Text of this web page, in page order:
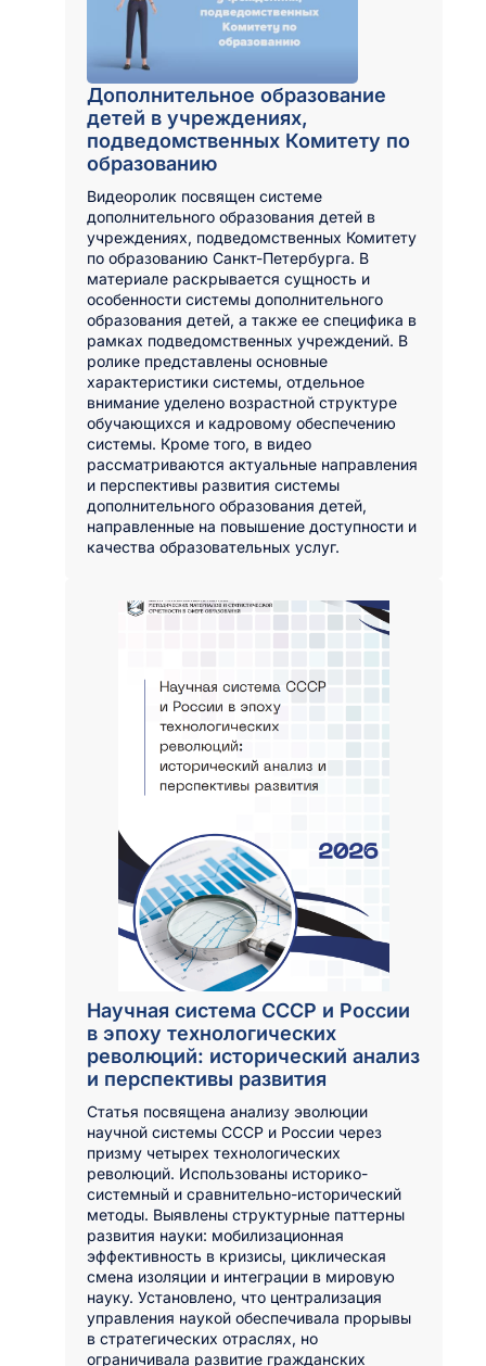
Дополнительное образование
детей в учреждениях,
подведомственных Комитету по
образованию
Видеоролик посвящен системе
дополнительного образования детей в
учреждениях, подведомственных Комитету
по образованию Санкт-Петербурга. В
материале раскрывается сущность и
особенности системы дополнительного
образования детей, а также ее специфика в
рамках подведомственных учреждений. В
ролике представлены основные
характеристики системы, отдельное
внимание уделено возрастной структуре
обучающихся и кадровому обеспечению
системы. Кроме того, в видео
рассматриваются актуальные направления
и перспективы развития системы
дополнительного образования детей,
направленные на повышение доступности и
качества образовательных услуг.
Научная система СССР и России
в эпоху технологических
революций: исторический анализ
и перспективы развития
Статья посвящена анализу эволюции
научной системы СССР и России через
призму четырех технологических
революций. Использованы историко-
системный и сравнительно-исторический
методы. Выявлены структурные паттерны
развития науки: мобилизационная
эффективность в кризисы, циклическая
смена изоляции и интеграции в мировую
науку. Установлено, что централизация
управления наукой обеспечивала прорывы
в стратегических отраслях, но
ограничивала развитие гражданских